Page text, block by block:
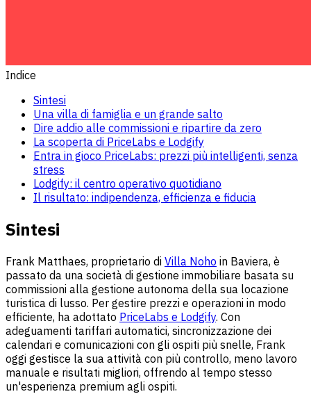
Indice
Sintesi
Una villa di famiglia e un grande salto
Dire addio alle commissioni e ripartire da zero
La scoperta di PriceLabs e Lodgify
Entra in gioco PriceLabs: prezzi più intelligenti, senza
stress
Lodgify: il centro operativo quotidiano
Il risultato: indipendenza, efficienza e fiducia
Sintesi
Frank Matthaes, proprietario di Villa Noho in Baviera, è
passato da una società di gestione immobiliare basata su
commissioni alla gestione autonoma della sua locazione
turistica di lusso. Per gestire prezzi e operazioni in modo
efficiente, ha adottato PriceLabs e Lodgify. Con
adeguamenti tariffari automatici, sincronizzazione dei
calendari e comunicazioni con gli ospiti più snelle, Frank
oggi gestisce la sua attività con più controllo, meno lavoro
manuale e risultati migliori, offrendo al tempo stesso
un'esperienza premium agli ospiti.